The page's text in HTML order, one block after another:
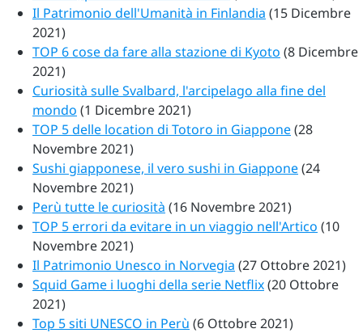
Il Patrimonio dell'Umanità in Finlandia (15 Dicembre
2021)
TOP 6 cose da fare alla stazione di Kyoto (8 Dicembre
2021)
Curiosità sulle Svalbard, l'arcipelago alla fine del
mondo (1 Dicembre 2021)
TOP 5 delle location di Totoro in Giappone(28
Novembre 2021)
Sushi giapponese, il vero sushi in Giappone(24
Novembre 2021)
Perù tutte le curiosità (16 Novembre 2021)
TOP 5 errori da evitare in un viaggio nell'Artico (10
Novembre 2021)
Il Patrimonio Unesco in Norvegia (27 Ottobre 2021)
Squid Game i luoghi della serie Netflix(20 Ottobre
2021)
Top 5 siti UNESCO in Perù (6 Ottobre 2021)